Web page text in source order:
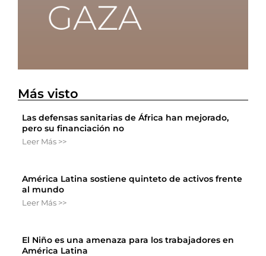
Más visto
Las defensas sanitarias de África han mejorado,
pero su financiación no
Leer Más >>
América Latina sostiene quinteto de activos frente
al mundo
Leer Más >>
El Niño es una amenaza para los trabajadores en
América Latina